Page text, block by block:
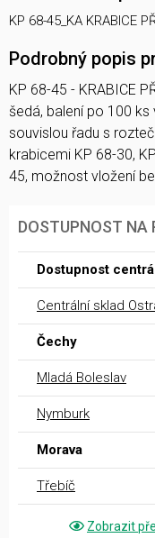
KP 68-45_KA KRABICE
Podrobný popis
KP 68-45 - KRABICE
šedá, balení po 100
souvislou řadu s
krabicemi KP 68-30,
45, možnost vložení
DOSTUPNOST NA
Dostupnost
Centrální sklad
Čechy
Mladá Boleslav
Nymburk
Morava
Třebíč
Zobrazit